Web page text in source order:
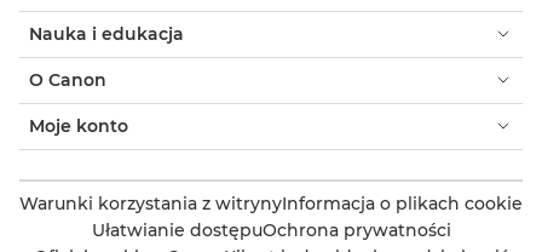
Nauka i edukacja
O Canon
Moje konto
Warunki korzystania z witrynyInformacja o plikach cookie
Ułatwianie dostępuOchrona prywatności